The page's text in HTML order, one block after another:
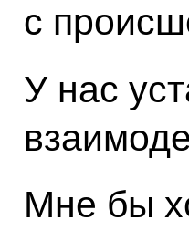
с
У нас
Мне бы